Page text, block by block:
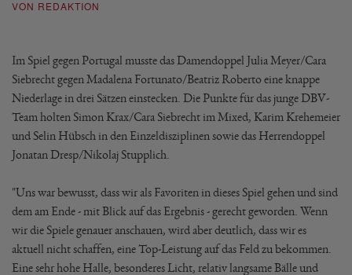
VON REDAKTION
Im Spiel gegen Portugal musste das Damendoppel Julia Meyer/Cara
Siebrecht gegen Madalena Fortunato/Beatriz Roberto eine knappe
Niederlage in drei Sätzen einstecken. Die Punkte für das junge DBV-
Team holten Simon Krax/Cara Siebrecht im Mixed, Karim Krehemeier
und Selin Hübsch in den Einzeldisziplinen sowie das Herrendoppel
Jonatan Dresp/Nikolaj Stupplich.
"Uns war bewusst, dass wir als Favoriten in dieses Spiel gehen und sind
dem am Ende - mit Blick auf das Ergebnis - gerecht geworden. Wenn
wir die Spiele genauer anschauen, wird aber deutlich, dass wir es
aktuell nicht schaffen, eine Top-Leistung auf das Feld zu bekommen.
Eine sehr hohe Halle, besonderes Licht, relativ langsame Bälle und